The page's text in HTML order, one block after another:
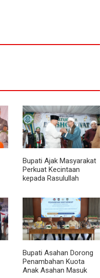
Bupati Ajak Masyarakat
Perkuat Kecintaan
kepada Rasulullah
Bersholawat
Bupati Asahan Dorong
Penambahan Kuota
Anak Asahan Masuk